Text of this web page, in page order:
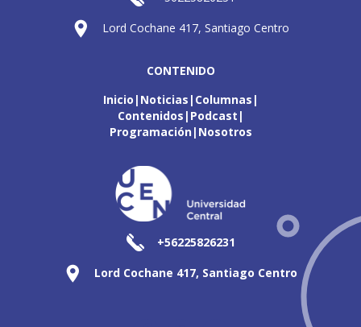
Lord Cochane 417, Santiago Centro
CONTENIDO
Inicio Noticias Columnas
Contenidos Podcast
Programación Nosotros
+56225826231
Lord Cochane 417, Santiago Centro